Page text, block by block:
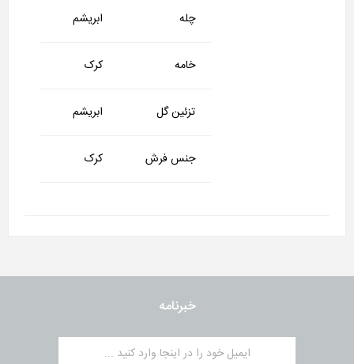
چله ابریشم
خامه کرک
تزئین گل ابریشم
جنس فرش کرک
خبرنامه